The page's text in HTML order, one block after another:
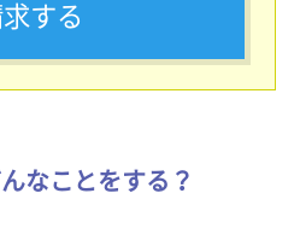
する
なことをする？